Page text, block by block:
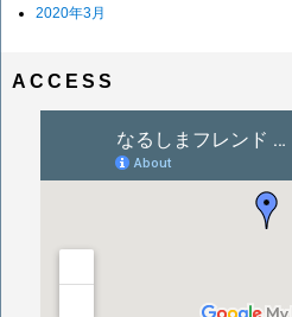
2020年3月
ACCESS